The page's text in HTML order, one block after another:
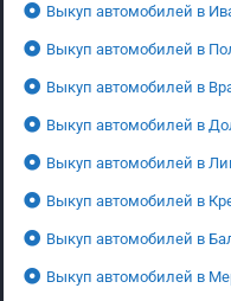
Выкуп автомобилей в
Выкуп автомобилей в
Выкуп автомобилей в
Выкуп автомобилей в
Выкуп автомобилей в
Выкуп автомобилей в
Выкуп автомобилей в
Выкуп автомобилей в